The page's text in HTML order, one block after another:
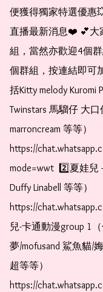
便獲得獨家特選優惠
直播最新消息❤️ 💕大
組，當然亦歡迎4個
個群組，按連結即可
括Kitty melody Kuromi
Twinstars 馬騮仔 大口
marroncream 等等）
https://
mode=wwt  2️⃣夏娃兒
Duffy Linabell 等等）
https://
兒-卡通動漫group 1
夢/mofusand 鯊魚貓/
超等等）
https://